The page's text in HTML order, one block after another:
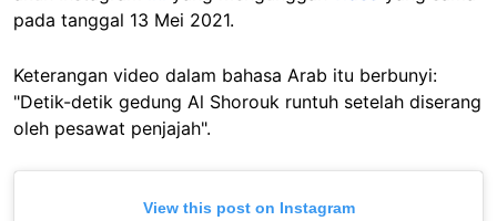
pada tanggal 13 Mei 2021.
Keterangan video dalam bahasa Arab itu berbunyi:
"Detik-detik gedung Al Shorouk runtuh setelah diserang
oleh pesawat penjajah".
View this post on Instagram